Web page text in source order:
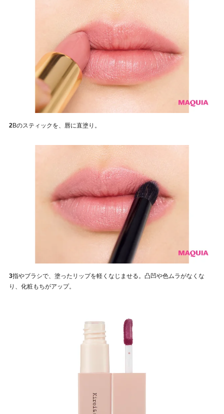
2Bのスティックを、唇に直塗り。
3指やブラシで、塗ったリップを軽くなじませる。凸凹や色ムラがなくな
り、化粧もちがアップ。